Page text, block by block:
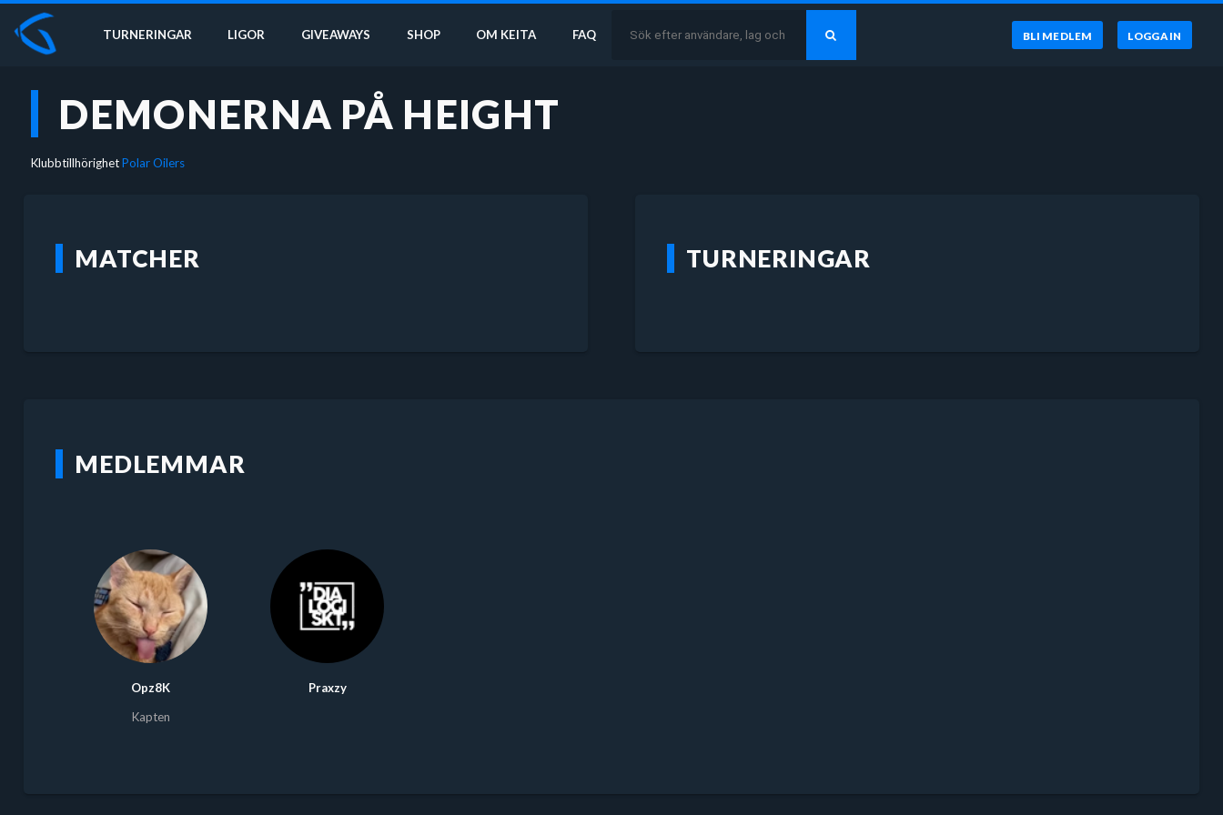
TURNERINGAR LIGOR GIVEAWAYS SHOP OM KEITA FAQ BLI MEDLEM LOGGA IN
DEMONERNA PÅ HEIGHT
KlubbtillhörighetPolar Oilers
MATCHER TURNERINGAR
MEDLEMMAR
Opz8K
Kapten
Praxzy